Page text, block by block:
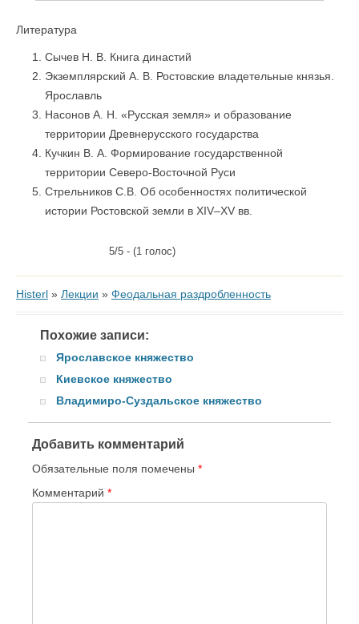
Литература
Сычев Н. В. Книга династий
Экземплярский А. В. Ростовские владетельные князья.
Ярославль
Насонов А. Н. «Русская земля» и образование
территории Древнерусского государства
Кучкин В. А. Формирование государственной
территории Северо-Восточной Руси
Стрельников С.В. Об особенностях политической
истории Ростовской земли в XIV–XV вв.
5/5 - (1 голос)
Histerl » Лекции » Феодальная раздробленность
Похожие записи:
Ярославское княжество
Киевское княжество
Владимиро-Суздальское княжество
Добавить комментарий
Обязательные поля помечены *
Комментарий *